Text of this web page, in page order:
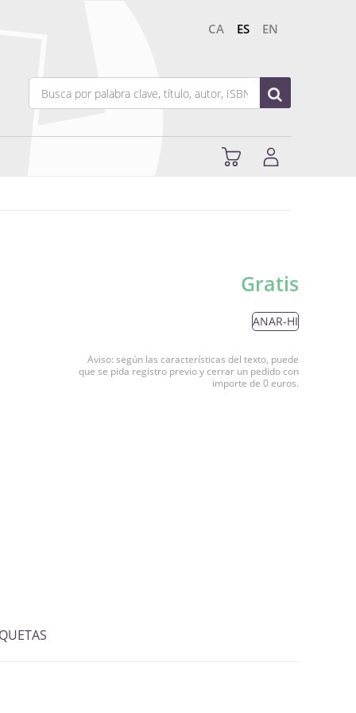
CA ES EN
Gratis
ANAR-HI
Aviso: según las características del texto, puede
que se pida registro previo y cerrar un pedido con
importe de 0 euros.